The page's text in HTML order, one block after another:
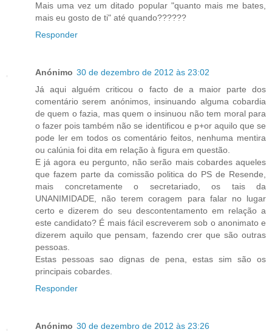
Mais uma vez um ditado popular "quanto mais me bates,
mais eu gosto de ti" até quando??????
Responder
Anónimo 30 de dezembro de 2012 às 23:02
Já aqui alguém criticou o facto de a maior parte dos
comentário serem anónimos, insinuando alguma cobardia
de quem o fazia, mas quem o insinuou não tem moral para
o fazer pois também não se identificou e p+or aquilo que se
pode ler em todos os comentário feitos, nenhuma mentira
ou calúnia foi dita em relação à figura em questão.
E já agora eu pergunto, não serão mais cobardes aqueles
que fazem parte da comissão politica do PS de Resende,
mais concretamente o secretariado, os tais da
UNANIMIDADE, não terem coragem para falar no lugar
certo e dizerem do seu descontentamento em relação a
este candidato? É mais fácil escreverem sob o anonimato e
dizerem aquilo que pensam, fazendo crer que são outras
pessoas.
Estas pessoas sao dignas de pena, estas sim são os
principais cobardes.
Responder
Anónimo 30 de dezembro de 2012 às 23:26